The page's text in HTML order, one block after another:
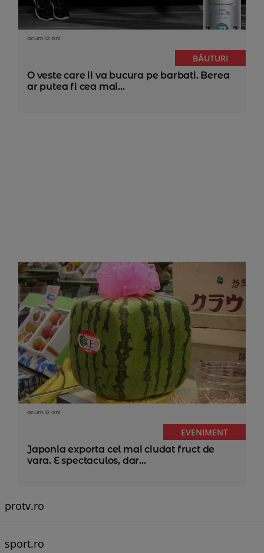
acum 12 ani
BĂUTURI
O veste care ii va bucura pe barbati. Berea
ar putea fi cea mai...
acum 12 ani
EVENIMENT
Japonia exporta cel mai ciudat fruct de
vara. E spectaculos, dar...
protv.ro
sport.ro